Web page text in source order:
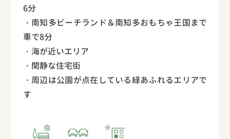
6分
・南知多ビーチランド＆南知多おもちゃ王国まで
車で8分
・海が近いエリア
・閑静な住宅街
・周辺は公園が点在している緑あふれるエリアで
す